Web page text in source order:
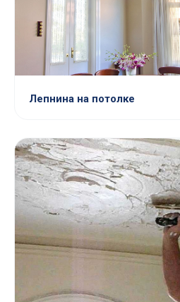
Лепнина на потолке